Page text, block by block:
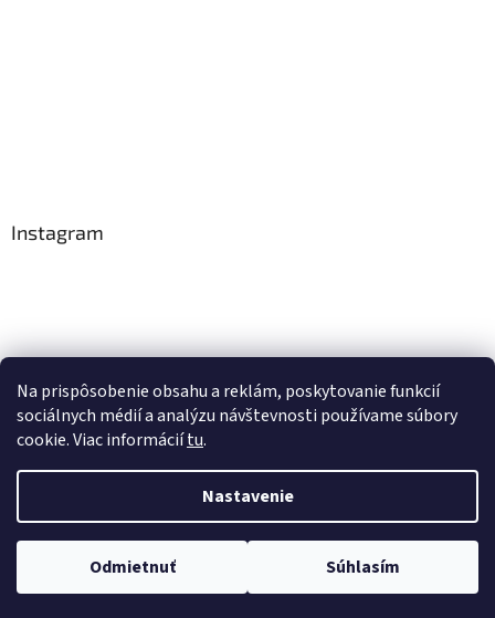
Na prispôsobenie obsahu a reklám, poskytovanie funkcií
sociálnych médií a analýzu návštevnosti používame súbory
cookie. Viac informáciítu.
Nastavenie
Odmietnuť Súhlasím
Instagram
Sledovať na Instagrame
Copyright 2026Tradičná čínska medicína. Všetky práva
vyhradené.
Upraviť nastavenie cookies